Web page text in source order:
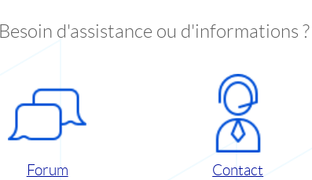
Besoin d'assistance ou d'informations ?
Forum Contact